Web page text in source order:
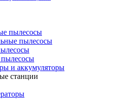
пылесосы
пылесосы
и аккумуляторы
станции